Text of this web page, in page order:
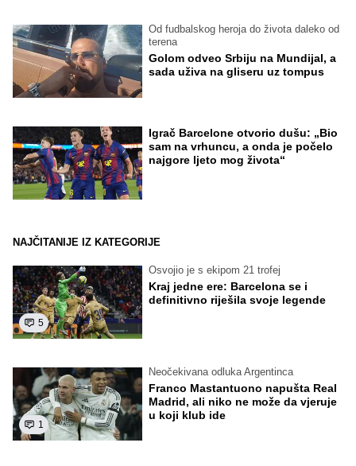
Od fudbalskog heroja do života daleko od
terena
Golom odveo Srbiju na Mundijal, a
sada uživa na gliseru uz tompus
Igrač Barcelone otvorio dušu: „Bio
sam na vrhuncu, a onda je počelo
najgore ljeto mog života“
NAJČITANIJE IZ KATEGORIJE
5
Osvojio je s ekipom 21 trofej
Kraj jedne ere: Barcelona se i
definitivno riješila svoje legende
1
Neočekivana odluka Argentinca
Franco Mastantuono napušta Real
Madrid, ali niko ne može da vjeruje
u koji klub ide